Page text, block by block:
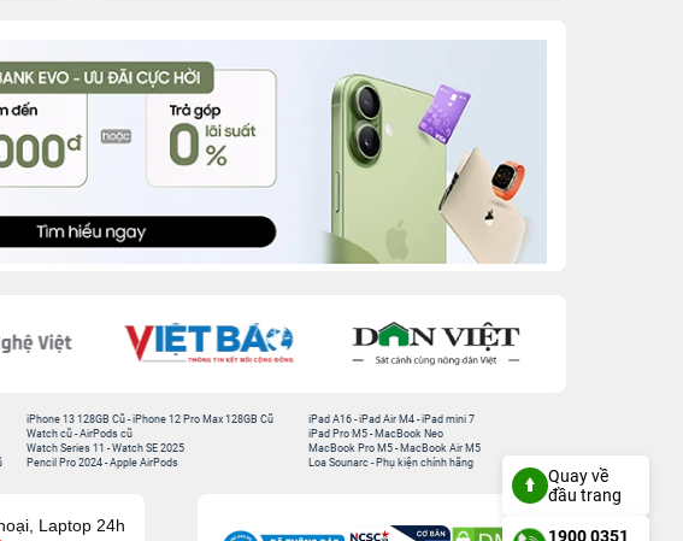
iPhone 13 128GB Cũ -iPhone 12 Pro Max 128GB Cũ
Watch cũ -AirPods cũ
Watch Series 11 -Watch SE 2025
Pencil Pro 2024 -Apple AirPods
iPad A16 -iPad Air M4 -iPad mini 7
iPad Pro M5 - MacBook Neo
MacBook Pro M5 - MacBook Air M5
Loa Sounarc - Phụ kiện chính hãng
Laptop 24h
Quay về
đầu trang
1900 0351